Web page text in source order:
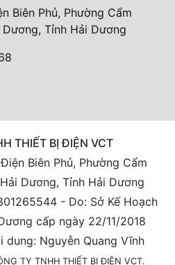
Biên Phủ, Phường Cẩm
Tỉnh Hải Dương
THIẾT BỊ ĐIỆN VCT
Biên Phủ, Phường Cẩm
Dương, Tỉnh Hải Dương
- Do: Sở Kế Hoạch
cấp ngày 22/11/2018
dung: Nguyễn Quang Vĩnh
TY TNHH THIẾT BỊ ĐIỆN VCT.